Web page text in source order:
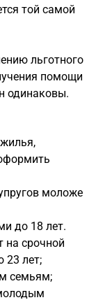
той самой
льготного
помощи
одинаковы.
моложе
до 18 лет.
на срочной
23 лет;
семьям;